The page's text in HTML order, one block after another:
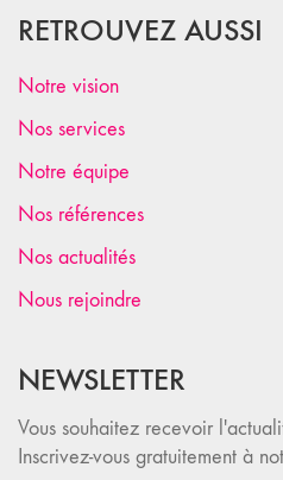
RETROUVEZ AUSSI
Notre vision
Nos services
Notre équipe
Nos références
Nos actualités
Nous rejoindre
NEWSLETTER
Vous souhaitez recevoir
Inscrivez-vous gratuitement à